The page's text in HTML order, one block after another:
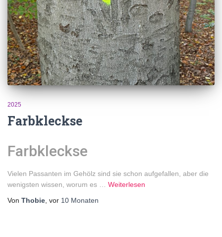
2025
Farbkleckse
Farbkleckse
Vielen Passanten im Gehölz sind sie schon aufgefallen, aber die
wenigsten wissen, worum es
Weiterlesen
Von Thobie , vor 10 Monaten